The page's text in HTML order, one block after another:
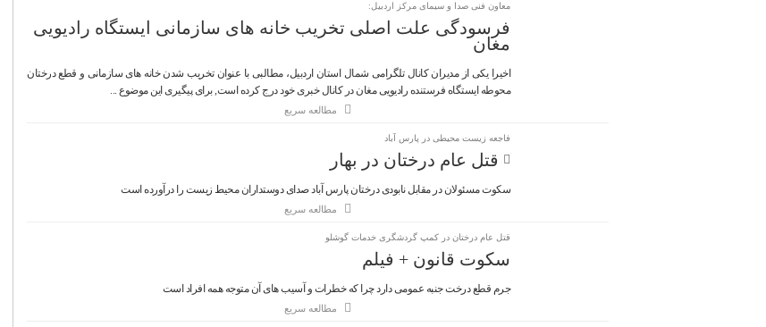
معاون فنی صدا و سیمای مرکز اردبیل:
فرسودگی علت اصلی تخریب خانه های سازمانی ایستگاه رادیویی
مغان
اخیرا یکی از مدیران کانال تلگرامی شمال استان اردبیل، مطالبی با عنوان تخریب شدن خانه های سازمانی و قطع درختان
محوطه ایستگاه فرستنده رادیویی مغان در کانال خبری خود درج کرده است, برای پیگیری این موضوع ...
مطالعه سریع
فاجعه زیست محیطی در پارس آباد
قتل عام درختان در بهار
سکوت مسئولان در مقابل نابودی درختان پارس آباد صدای دوستداران محیط زیست را درآورده است
مطالعه سریع
قتل عام درختان در کمپ گردشگری خدمات گوشلو
سکوت قانون + فیلم
جرم قطع درخت جنبه عمومی دارد چرا که خطرات و آسیب های آن متوجه همه افراد است
مطالعه سریع